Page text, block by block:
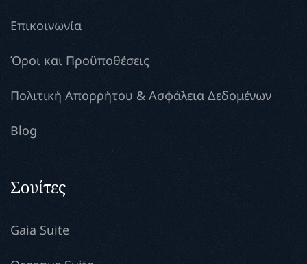
Επικοινωνία
Όροι και Προϋποθέσεις
Πολιτική Απορρήτου & Ασφάλεια Δεδομένων
Blog
Σουίτες
Gaia Suite